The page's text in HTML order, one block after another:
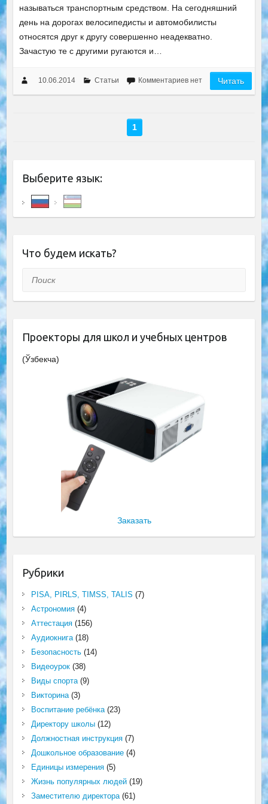
называться транспортным средством. На сегодняшний
день на дорогах велосипедисты и автомобилисты
относятся друг к другу совершенно неадекватно.
Зачастую те с другими ругаются и…
10.06.2014 Статьи Комментариев нет Читать
1
Выберите язык:
Что будем искать?
Поиск
Проекторы для школ и учебных центров
(Ўзбекча)
Заказать
Рубрики
PISA, PIRLS, TIMSS, TALIS (7)
Астрономия(4)
Аттестация(156)
Аудиокнига(18)
Безопасность(14)
Видеоурок(38)
Виды спорта(9)
Викторина(3)
Воспитание ребёнка(23)
Директору школы(12)
Должностная инструкция(7)
Дошкольное образование(4)
Единицы измерения(5)
Жизнь популярных людей(19)
Заместителю директора(61)